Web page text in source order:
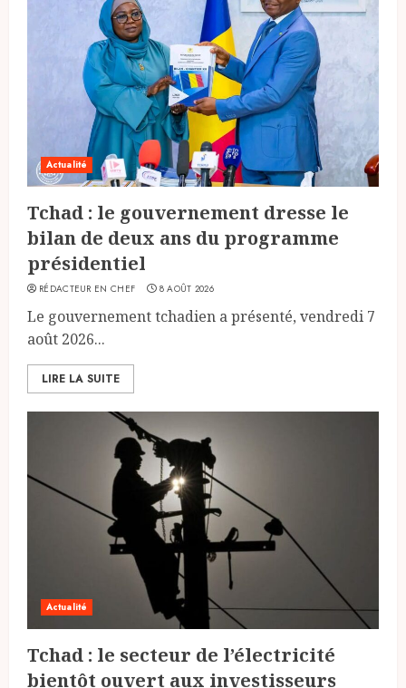
Actualité
Tchad : le gouvernement dresse le
bilan de deux ans du programme
présidentiel
RÉDACTEUR EN CHEF 8 AOÛT 2026
Le gouvernement tchadien a présenté, vendredi 7
août 2026...
LIRE LA SUITE
Actualité
Tchad : le secteur de l’électricité
bientôt ouvert aux investisseurs